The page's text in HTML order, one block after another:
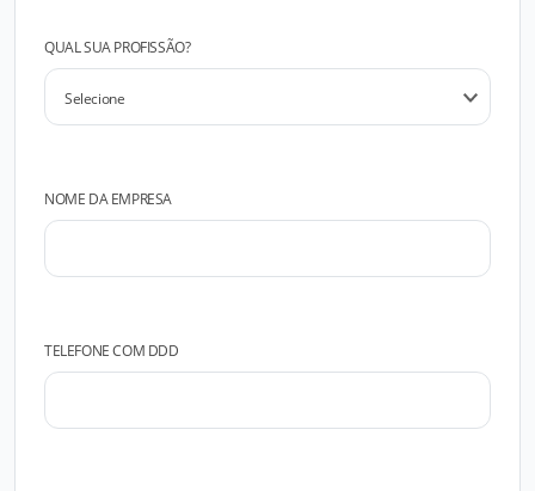
QUAL SUA PROFISSÃO?
NOME DA EMPRESA
TELEFONE COM DDD